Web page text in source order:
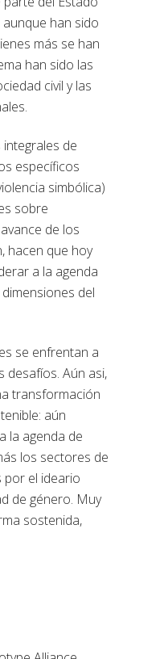
han sido
más se han
han sido las
civil y las
de
específicos
simbólica)
sobre
de los
hacen que hoy
a la agenda
del
se enfrentan a
desafíos. Aún asi,
transformación
aún
la agenda de
los sectores de
por el ideario
de género. Muy
sostenida,